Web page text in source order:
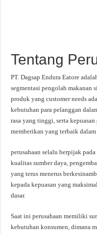
Tentang
PT. Dagsap Endura Eatore
segmentasi pengolah makanan
produk yang customer needs
kebutuhan para pelanggan
rasa yang tinggi, serta
memberikan yang terbaik
perusahaan selalu berpijak
kualitas sumber daya,
yang terus menerus
kepada kepuasan yang
dasar.
Saat ini perusahaan memiliki
kebutuhan konsumen, dimana